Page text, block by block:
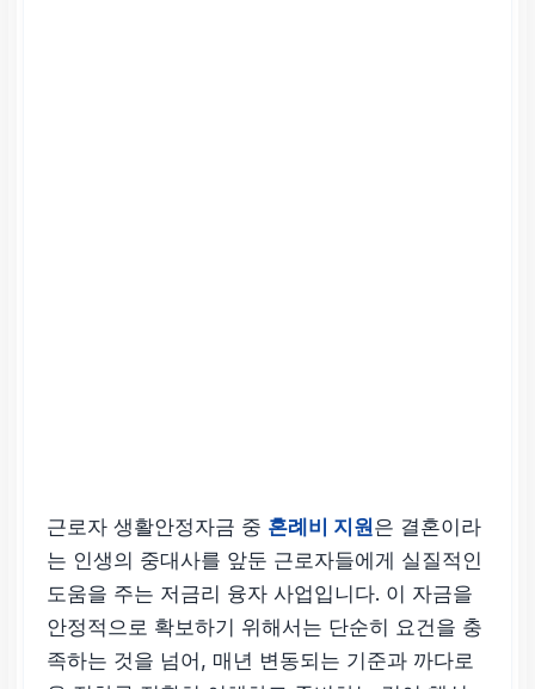
근로자 생활안정자금 중 혼례비 지원은 결혼이라
는 인생의 중대사를 앞둔 근로자들에게 실질적인
도움을 주는 저금리 융자 사업입니다. 이 자금을
안정적으로 확보하기 위해서는 단순히 요건을 충
족하는 것을 넘어, 매년 변동되는 기준과 까다로